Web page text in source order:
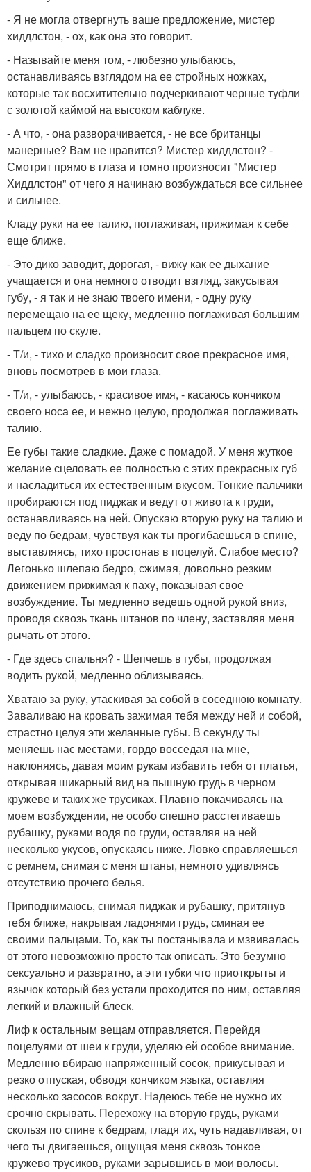
- Я не могла отвергнуть ваше предложение, мистер
хиддлстон, - ох, как она это говорит.
- Называйте меня том, - любезно улыбаюсь,
останавливаясь взглядом на ее стройных ножках,
которые так восхитительно подчеркивают черные туфли
с золотой каймой на высоком каблуке.
- А что, - она разворачивается, - не все британцы
манерные? Вам не нравится? Мистер хиддлстон? -
Смотрит прямо в глаза и томно произносит "Мистер
Хиддлстон" от чего я начинаю возбуждаться все сильнее
и сильнее.
Кладу руки на ее талию, поглаживая, прижимая к себе
еще ближе.
- Это дико заводит, дорогая, - вижу как ее дыхание
учащается и она немного отводит взгляд, закусывая
губу, - я так и не знаю твоего имени, - одну руку
перемещаю на ее щеку, медленно поглаживая большим
пальцем по скуле.
- Т/и, - тихо и сладко произносит свое прекрасное имя,
вновь посмотрев в мои глаза.
- Т/и, - улыбаюсь, - красивое имя, - касаюсь кончиком
своего носа ее, и нежно целую, продолжая поглаживать
талию.
Ее губы такие сладкие. Даже с помадой. У меня жуткое
желание сцеловать ее полностью с этих прекрасных губ
и насладиться их естественным вкусом. Тонкие пальчики
пробираются под пиджак и ведут от живота к груди,
останавливаясь на ней. Опускаю вторую руку на талию и
веду по бедрам, чувствуя как ты прогибаешься в спине,
выставляясь, тихо простонав в поцелуй. Слабое место?
Легонько шлепаю бедро, сжимая, довольно резким
движением прижимая к паху, показывая свое
возбуждение. Ты медленно ведешь одной рукой вниз,
проводя сквозь ткань штанов по члену, заставляя меня
рычать от этого.
- Где здесь спальня? - Шепчешь в губы, продолжая
водить рукой, медленно облизываясь.
Хватаю за руку, утаскивая за собой в соседнюю комнату.
Заваливаю на кровать зажимая тебя между ней и собой,
страстно целуя эти желанные губы. В секунду ты
меняешь нас местами, гордо восседая на мне,
наклоняясь, давая моим рукам избавить тебя от платья,
открывая шикарный вид на пышную грудь в черном
кружеве и таких же трусиках. Плавно покачиваясь на
моем возбуждении, не особо спешно расстегиваешь
рубашку, руками водя по груди, оставляя на ней
несколько укусов, опускаясь ниже. Ловко справляешься
с ремнем, снимая с меня штаны, немного удивляясь
отсутствию прочего белья.
Приподнимаюсь, снимая пиджак и рубашку, притянув
тебя ближе, накрывая ладонями грудь, сминая ее
своими пальцами. То, как ты постанывала и мзвивалась
от этого невозможно просто так описать. Это безумно
сексуально и развратно, а эти губки что приоткрыты и
язычок который без устали проходится по ним, оставляя
легкий и влажный блеск.
Лиф к остальным вещам отправляется. Перейдя
поцелуями от шеи к груди, уделяю ей особое внимание.
Медленно вбираю напряженный сосок, прикусывая и
резко отпуская, обводя кончиком языка, оставляя
несколько засосов вокруг. Надеюсь тебе не нужно их
срочно скрывать. Перехожу на вторую грудь, руками
скользя по спине к бедрам, гладя их, чуть надавливая, от
чего ты двигаешься, ощущая меня сквозь тонкое
кружево трусиков, руками зарывшись в мои волосы.